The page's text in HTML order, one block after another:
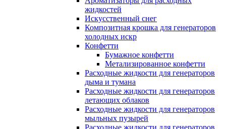
жидкостей
Искусственный снег
Композитная крошка для генераторов
холодных искр
Конфетти
Бумажное конфетти
Метализированное конфетти
Расходные жидкости для генераторов
дыма и тумана
Расходные жидкости для генераторов
летающих облаков
Расходные жидкости для генераторов
мыльных пузырей
Расходные жидкости для генераторов